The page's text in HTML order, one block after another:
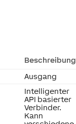
Beschreibung
Ausgang
Intelligenter
API basierter
Verbinder.
Kann